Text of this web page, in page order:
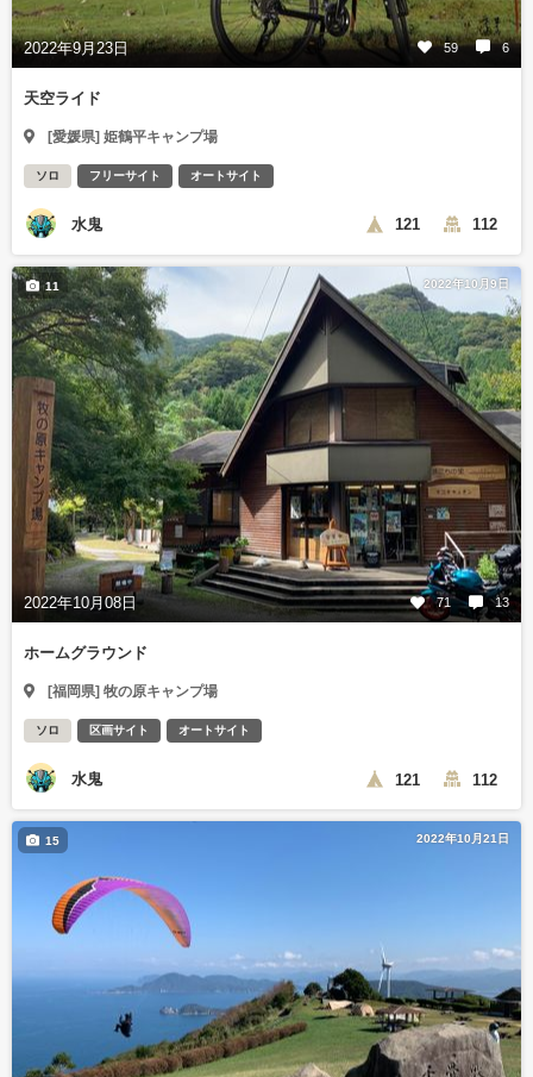
2022年9月23日 59 6
天空ライド
[愛媛県] 姫鶴平キャンプ場
ソロ フリーサイト オートサイト
水鬼 121 112
2022年10月9日
2022年10月08日 71 13
11
ホームグラウンド
[福岡県] 牧の原キャンプ場
ソロ 区画サイト オートサイト
水鬼 121 112
2022年10月21日
15